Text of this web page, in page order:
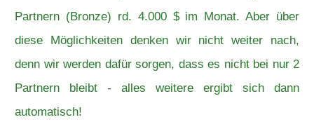
Partnern (Bronze) rd. 4.000 $ im Monat. Aber über
diese Möglichkeiten denken wir nicht weiter nach,
denn wir werden dafür sorgen, dass es nicht bei nur 2
Partnern bleibt - alles weitere ergibt sich dann
automatisch!